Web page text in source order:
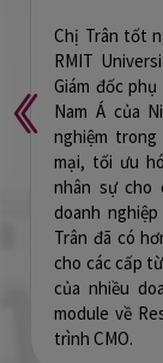
Anh Nguyễn
trong lĩnh
nhiều vai trò
các ngân
(Retail
Director
nghiệm đào
SME/
Marketing.
TMCP Quốc
Officer.